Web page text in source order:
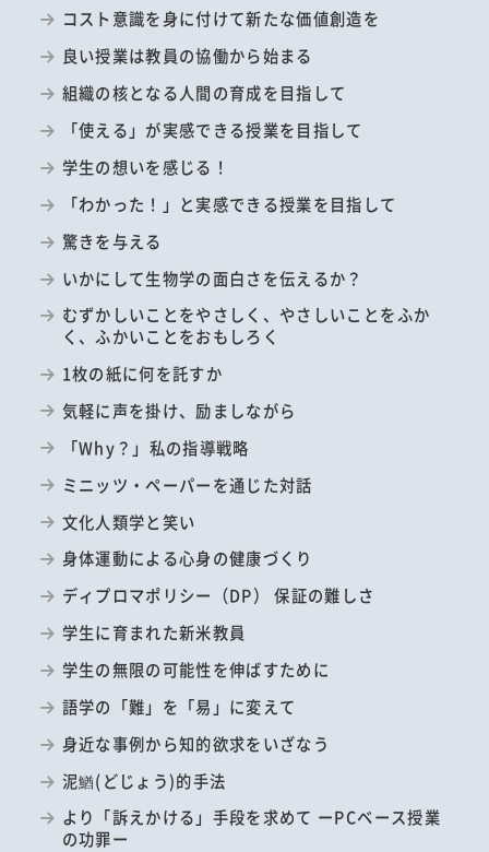
コスト意識を身に付けて新たな価値創造を
良い授業は教員の協働から始まる
組織の核となる人間の育成を目指して
「使える」が実感できる授業を目指して
学生の想いを感じる！
「わかった！」と実感できる授業を目指して
驚きを与える
いかにして生物学の面白さを伝えるか？
むずかしいことをやさしく、やさしいことをふか
く、ふかいことをおもしろく
1枚の紙に何を託すか
気軽に声を掛け、励ましながら
「Why？」私の指導戦略
ミニッツ・ペーパーを通じた対話
文化人類学と笑い
身体運動による心身の健康づくり
ディプロマポリシー（DP） 保証の難しさ
学生に育まれた新米教員
学生の無限の可能性を伸ばすために
語学の「難」を「易」に変えて
身近な事例から知的欲求をいざなう
泥鰌(どじょう)的手法
より「訴えかける」手段を求めて ーPCベース授業
の功罪ー